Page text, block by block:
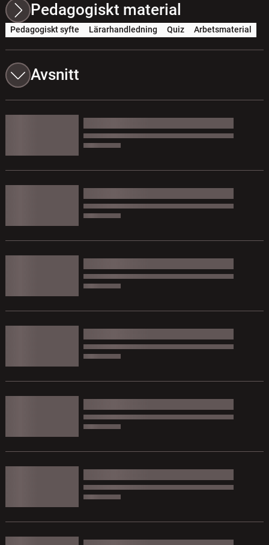
Pedagogiskt material
Pedagogiskt syfte Lärarhandledning Quiz Arbetsmaterial
Avsnitt